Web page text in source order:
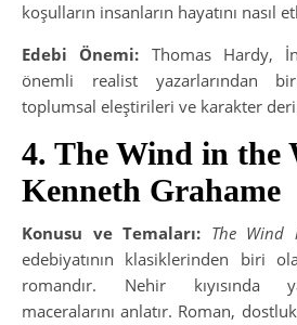
koşulların insanların hayatını nasıl
Edebi Önemi: Thomas Hardy,
önemli realist yazarlarından
toplumsal eleştirileri ve karakter
4. The Wind in the
Kenneth Grahame
Konusu ve Temaları: The Wind
edebiyatının klasiklerinden biri
romandır. Nehir kıyısında
maceralarını anlatır. Roman,